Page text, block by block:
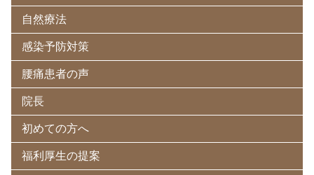
自然療法
感染予防対策
腰痛患者の声
院長
初めての方へ
福利厚生の提案